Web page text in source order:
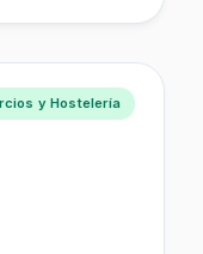
y Hostelería